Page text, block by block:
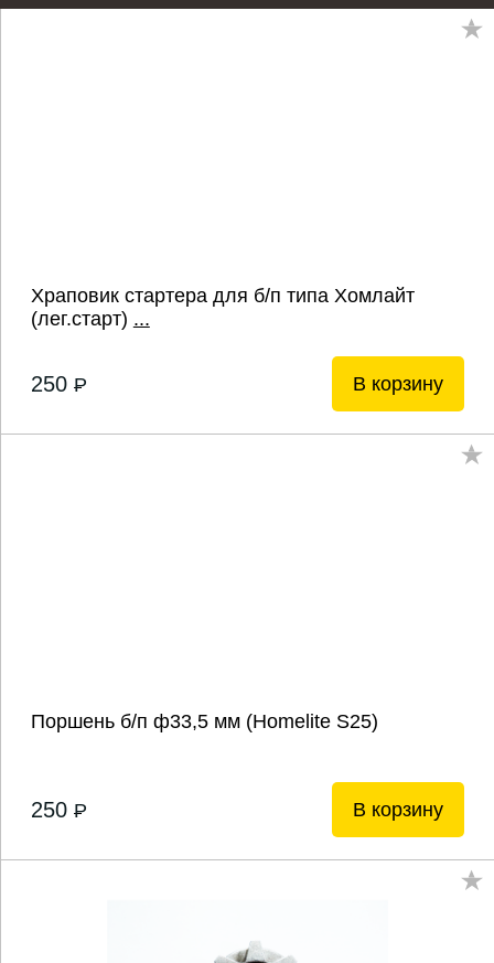
Храповик стартера для б/п типа Хомлайт
(лег.старт) ...
250 P В корзину
Поршень б/п ф33,5 мм (Homelite S25)
250 P В корзину